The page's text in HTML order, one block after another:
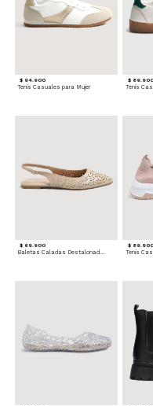
$ 94.900
Tenis Casuales para Mujer
$ 89.900
Tenis
$ 69.900 $ 89.900
Tenis